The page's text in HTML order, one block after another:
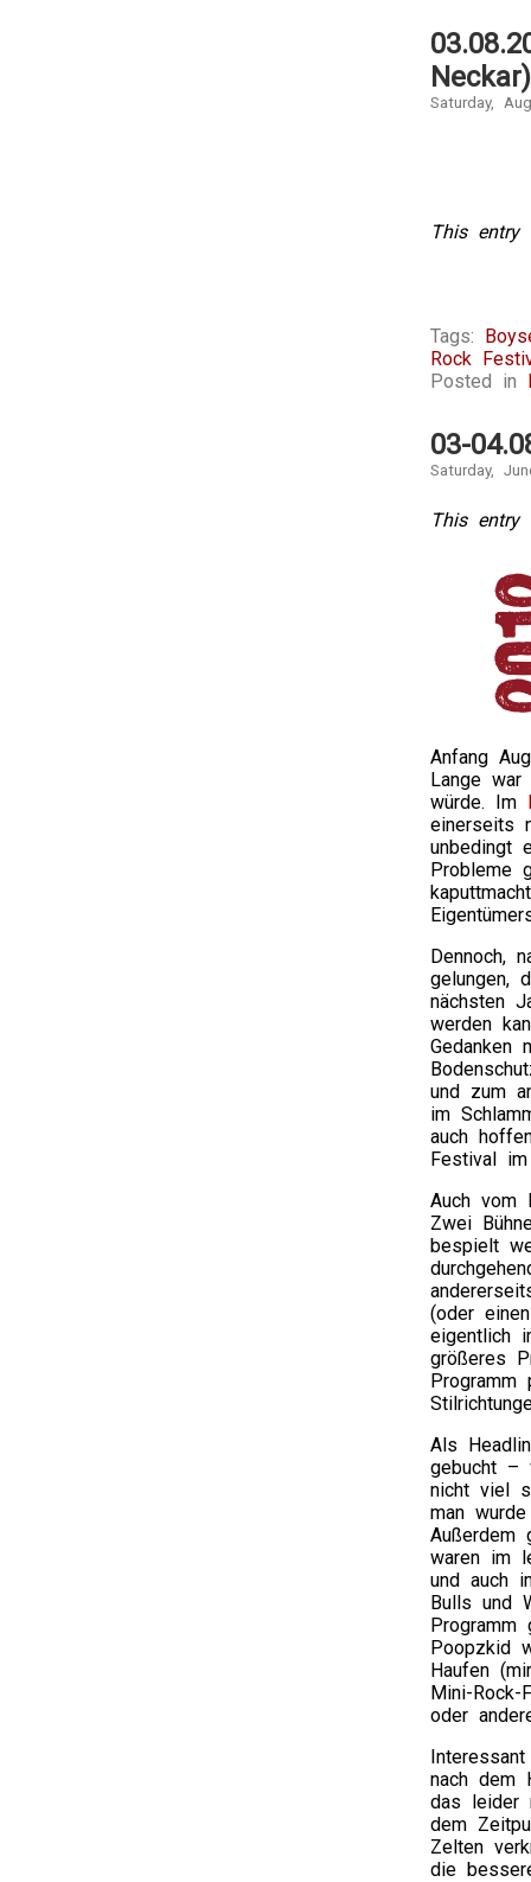
Neckar)
Saturday,
This entry
Tags:
Rock
Posted in
03-
Saturday,
This entry
Anfang
Lange
würde. Im
einerseits
unbedingt
Probleme
Dennoch,
gelungen,
nächsten
werden
Gedanken
und zum
im
auch
Festival im
Auch vom
Zwei
bespielt
(oder
eigentlich
größeres
Als
gebucht –
nicht viel
man
Außerdem
waren im
und auch
Bulls und
Programm
Poopzkid
Haufen
Mini-
oder
nach dem
das leider
dem
Zelten
die